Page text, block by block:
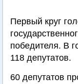
Первый круг
победителя. В
118 депутатов.
60 депутатов